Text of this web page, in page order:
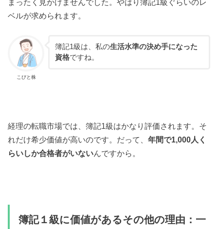
まったく見かけませんでした。やはり簿記1級ぐらいのレ
ベルが求められます。
こびと株
簿記1級は、私の生活水準の決め手になった
資格ですね。
経理の転職市場では、簿記1級はかなり評価されます。そ
れだけ希少価値が高いのです。だって、年間で1,000人く
らいしか合格者がいないんですから。
簿記１級に価値があるその他の理由：一